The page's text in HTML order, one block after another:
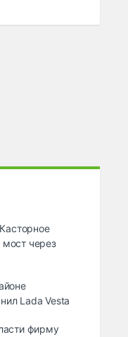
через
Lada Vesta
фирму